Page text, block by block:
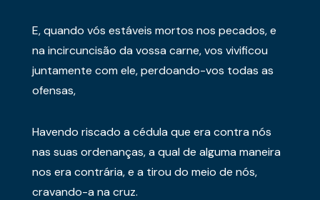
E, quando vós estáveis mortos nos pecados, e
na incircuncisão da vossa carne, vos vivificou
juntamente com ele, perdoando-vos todas as
ofensas,
Havendo riscado a cédula que era contra nós
nas suas ordenanças, a qual de alguma maneira
nos era contrária, e a tirou do meio de nós,
cravando-a na cruz.